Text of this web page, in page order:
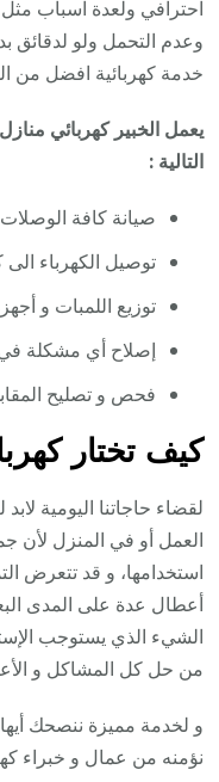
احترافي ولعدة اسباب مثل
وعدم التحمل ولو لدقائق
خدمة كهربائية افضل من
يعمل الخبير كهربائي
التالية :
صيانة كافة الوصلات
توصيل الكهرباء الى
توزيع اللمبات و
إصلاح أي مشكلة في
فحص و تصليح
كيف تختار
لقضاء حاجاتنا اليومية
العمل أو في المنزل لأن
استخدامها، و قد تتعرض
أعطال عدة على المدى
الشيء الذي يستوجب
من حل كل المشاكل و
و لخدمة مميزة ننصحك
نؤمنه من عمال و خبراء